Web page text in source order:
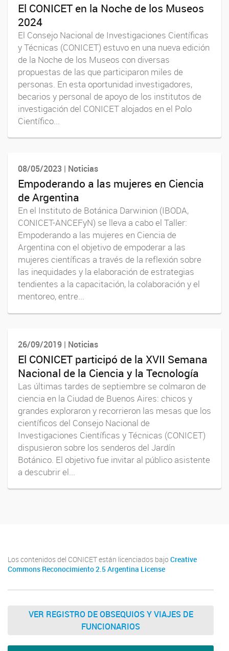
El CONICET en la Noche de los Museos
2024
El Consejo Nacional de Investigaciones Científicas
y Técnicas (CONICET) estuvo en una nueva edición
de la Noche de los Museos con diversas
propuestas de las que participaron miles de
personas. En esta oportunidad investigadores,
becarios y personal de apoyo de los institutos de
investigación del CONICET alojados en el Polo
Científico...
08/05/2023 | Noticias
Empoderando a las mujeres en Ciencia
de Argentina
En el Instituto de Botánica Darwinion (IBODA,
CONICET-ANCEFyN) se lleva a cabo el Taller:
Empoderando a las mujeres en Ciencia de
Argentina con el objetivo de empoderar a las
mujeres científicas a través de la reflexión sobre
las inequidades y la elaboración de estrategias
tendientes a la capacitación, la colaboración y el
mentoreo, entre...
26/09/2019 | Noticias
El CONICET participó de la XVII Semana
Nacional de la Ciencia y la Tecnología
Las últimas tardes de septiembre se colmaron de
ciencia en la Ciudad de Buenos Aires: chicos y
grandes exploraron y recorrieron las mesas que los
científicos del Consejo Nacional de
Investigaciones Científicas y Técnicas (CONICET)
dispusieron sobre los senderos del Jardín
Botánico. El objetivo fue invitar al público asistente
a descubrir el...
Los contenidos del CONICET están licenciados bajo Creative
Commons Reconocimiento 2.5 Argentina License
VER REGISTRO DE OBSEQUIOS Y VIAJES DE
FUNCIONARIOS